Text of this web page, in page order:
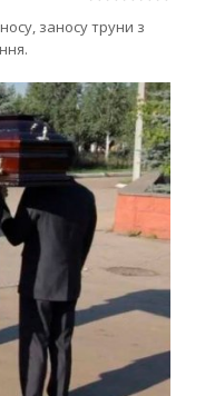
заносу труни з